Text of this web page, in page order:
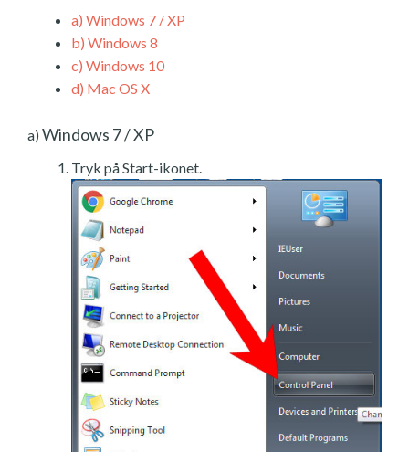
a) Windows 7 / XP
b) Windows 8
c) Windows 10
d) Mac OS X
a) Windows 7 / XP
Tryk på Start-ikonet.